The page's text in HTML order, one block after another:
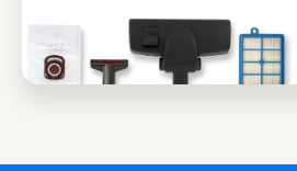
MIELE ALLERGY HEPA 4000
MIELE
MIELE ALLERGY HEPA 700